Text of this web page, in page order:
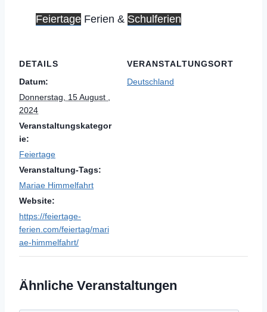
Feiertage Ferien & Schulferien
DETAILS
Datum:
Donnerstag, 15 August ,
2024
Veranstaltungskategor
ie:
Feiertage
Veranstaltung-Tags:
Mariae Himmelfahrt
Website:
https://feiertage-
ferien.com/feiertag/mari
ae-himmelfahrt/
VERANSTALTUNGSORT
Deutschland
Ähnliche Veranstaltungen